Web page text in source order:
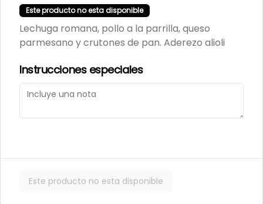
Términos y condiciones
Política de privacidad
Mi cuenta
Iniciar sesión
Este producto no esta disponible
Lechuga romana, pollo a la parrilla, queso
parmesano y crutones de pan. Aderezo alioli
Instrucciones especiales
Este producto no esta disponible